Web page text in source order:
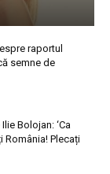
raportul
semne de
Bolojan: ‘Ca
România! Plecați